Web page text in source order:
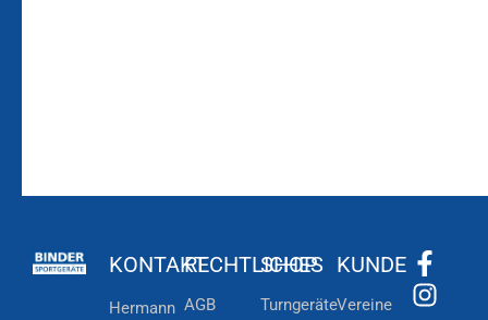
KONTAKT
Hermann
RECHTLICHES
AGB
SHOP
Turngeräte
KUNDE
Vereine